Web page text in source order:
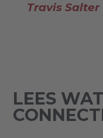
Travis
LEES